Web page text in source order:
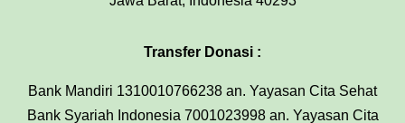
Transfer Donasi :
Bank Mandiri 1310010766238 an. Yayasan Cita Sehat
Bank Syariah Indonesia 7001023998 an. Yayasan Cita